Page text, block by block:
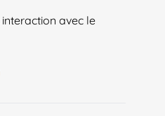
avec le